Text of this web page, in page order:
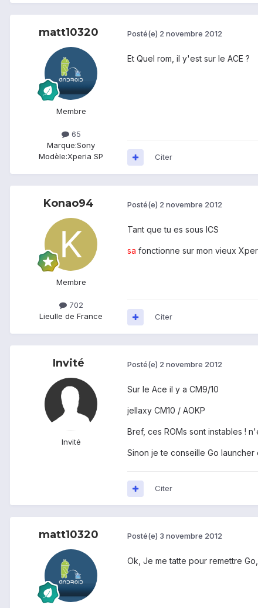
matt10320
Membre
65
Marque:Sony
Modèle:Xperia SP
Posté(e) 2 novembre 2012
Et Quel rom, il y'est sur le ACE ?
Citer
Konao94
Membre
702
LieuIle de France
Posté(e) 2 novembre 2012
Tant que tu es sous ICS
sa fonctionne sur mon vieux
Citer
Invité
Invité
Posté(e) 2 novembre 2012
Sur le Ace il y a CM9/10
jellaxy CM10 / AOKP
Bref, ces ROMs sont instables !
Sinon je te conseille Go
Citer
matt10320 Posté(e) 3 novembre 2012
Ok, Je me tatte pour remettre